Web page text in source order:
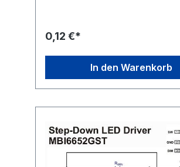
0,12 €*
In den Warenkorb